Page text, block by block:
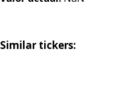
Similar tickers: